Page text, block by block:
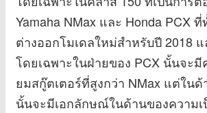
Yamaha NMax และ Honda PCX
ต่างออกโมเดลใหม่สำหรับปี 2018
โดยเฉพาะในฝ่ายของ PCX นั้นจะมี
ยมสกู๊ตเตอร์ที่สูงกว่า NMax แต่ในด้
นั้นจะมีเอกลักษณ์ในด้านของความเ